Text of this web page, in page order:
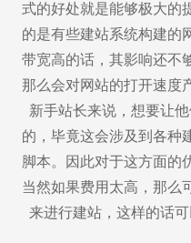
式的好处就是能够极大的
的是有些建站系统构建的
带宽高的话，其影响还不
那么会对网站的打开速度
新手站长来说，想要让
的，毕竟这会涉及到各种
脚本。因此对于这方面的
当然如果费用太高，那么
来进行建站，这样的话